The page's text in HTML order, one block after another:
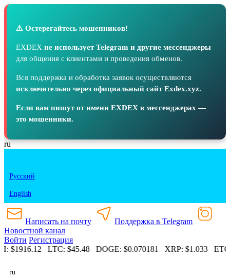
⚠️ Остерегайтесь мошенников!
EXDEX не использует Telegram и другие мессенджеры
для общения с клиентами и проведения обменов.
Вся поддержка и обработка заявок осуществляются
исключительно через официальный сайт Exdex.xyz.
Если вам пишут от имени EXDEX в мессенджерах —
это мошенники.
ru
Русский
English
Написать на почту
Поддержка в Telegram
Новостной канал
Войти Регистрация
$1916.12 LTC:$45.48 DOGE:$0.070181 XRP:$1.033 ETC:
ru